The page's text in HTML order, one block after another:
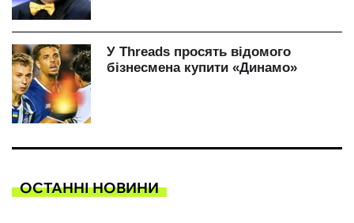
ОСТАННІ НОВИНИ